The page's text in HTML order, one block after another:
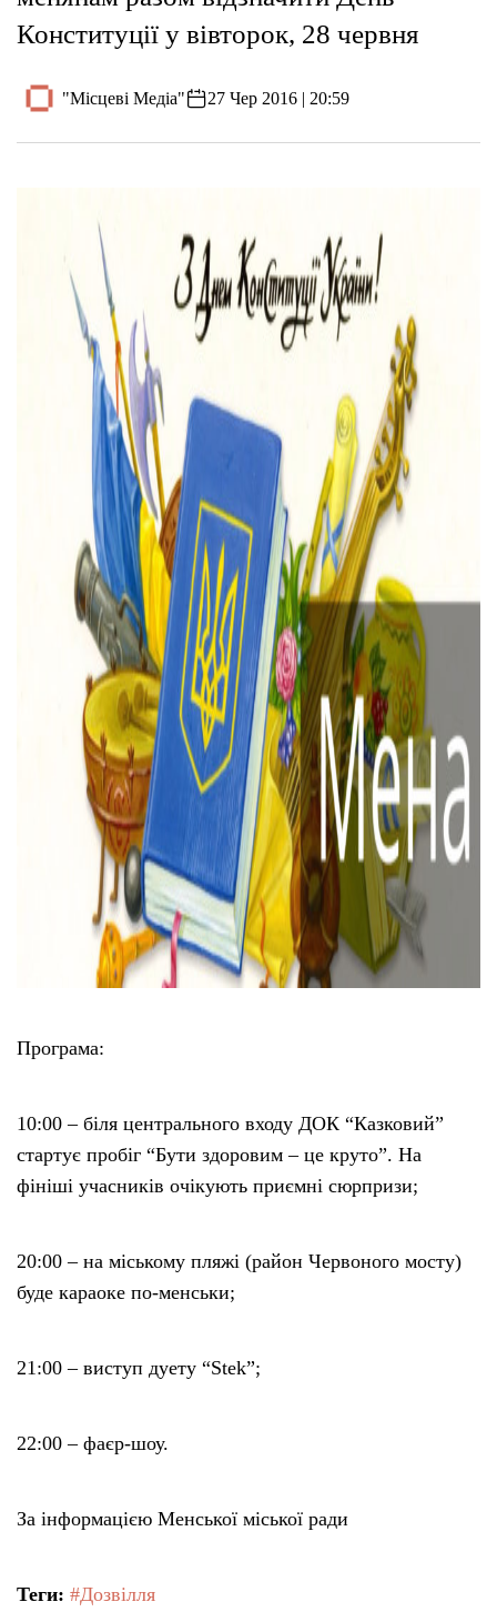
Конституції у вівторок, 28 червня
"Місцеві Медіа" 27 Чер 2016 | 20:59
Програма:
10:00 – біля центрального входу ДОК “Казковий”
стартує пробіг “Бути здоровим – це круто”. На
фініші учасників очікують приємні сюрпризи;
20:00 – на міському пляжі (район Червоного мосту)
буде караоке по-менськи;
21:00 – виступ дуету “Stek”;
22:00 – фаєр-шоу.
За інформацією Менської міської ради
Теги: #Дозвілля